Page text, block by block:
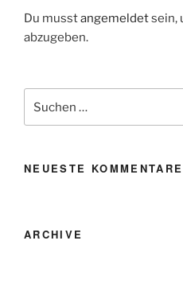
o
k
o
Du musstangemeldetsein,
abzugeben.
nach:
NEUESTE KOMMENTARE
ARCHIVE